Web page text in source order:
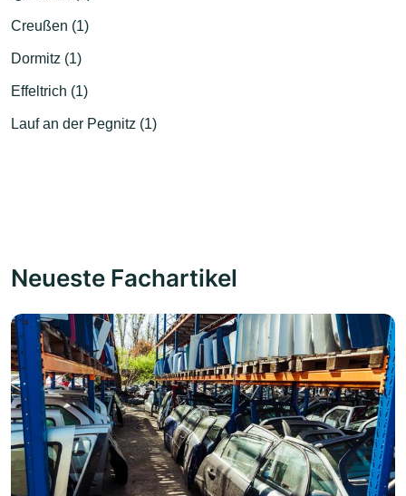
Creußen (1)
Dormitz (1)
Effeltrich (1)
Lauf an der Pegnitz (1)
Neueste Fachartikel